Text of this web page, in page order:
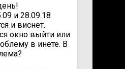
и 28.09.18
и виснет.
окно выйти или
в инете. В